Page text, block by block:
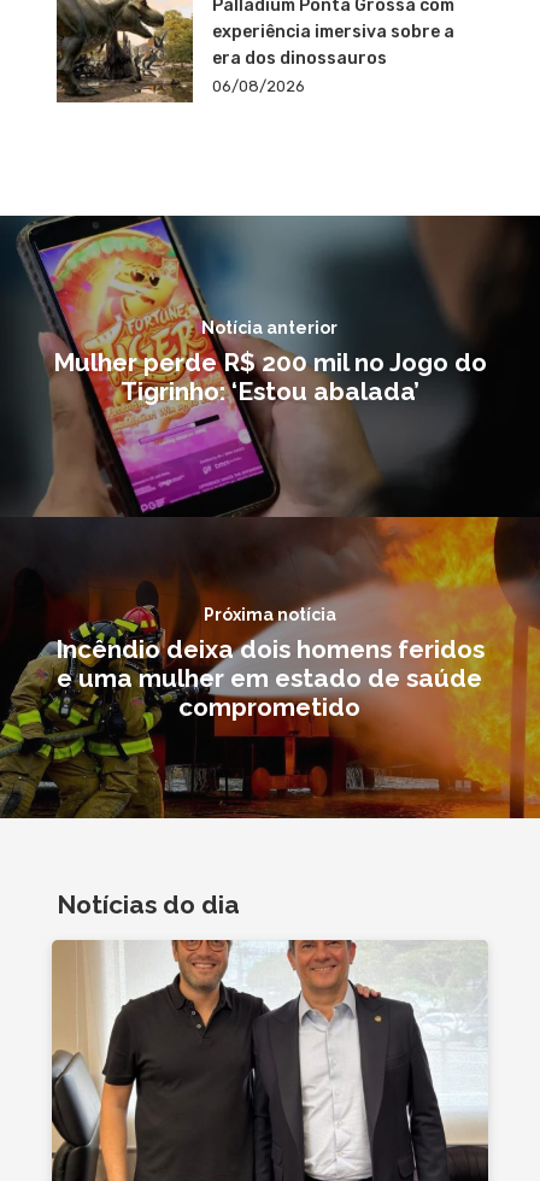
Palladium Ponta Grossa com
experiência imersiva sobre a
era dos dinossauros
06/08/2026
Notícia anterior
Mulher perde R$ 200 mil no Jogo do
Tigrinho: ‘Estou abalada’
Próxima notícia
Incêndio deixa dois homens feridos
e uma mulher em estado de saúde
comprometido
Notícias do dia